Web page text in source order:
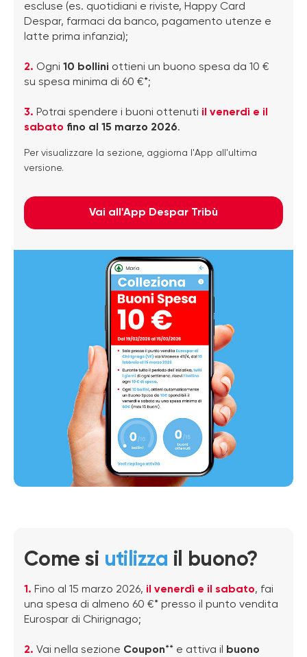
escluse (es. quotidiani e riviste, Happy Card
Despar, farmaci da banco, pagamento utenze e
latte prima infanzia);
2. Ogni 10 bollini ottieni un buono spesa da 10 €
su spesa minima di 60 €*;
3. Potrai spendere i buoni ottenuti il venerdì e il
sabato fino al 15 marzo 2026.
Per visualizzare la sezione, aggiorna l'App all'ultima
versione.
Vai all'App Despar Tribù
Come si utilizza il buono?
1. Fino al 15 marzo 2026, il venerdì e il sabato, fai
una spesa di almeno 60 €* presso il punto vendita
Eurospar di Chirignago;
2. Vai nella sezione Coupon** e attiva il buono